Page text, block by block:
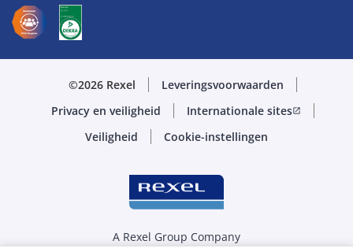
©2026 Rexel
Leveringsvoorwaarden
Privacy en veiligheid
Internationale sitesopen_in_new
Veiligheid Cookie-instellingen
A Rexel Group Company